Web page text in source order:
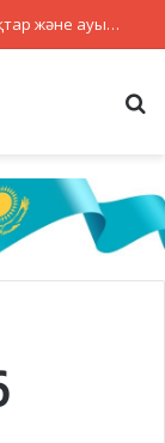
Жасанды интеллект, болашақ мамандықтар және ауылдағы кадрлар: партиялар теледебатта нені талқылады